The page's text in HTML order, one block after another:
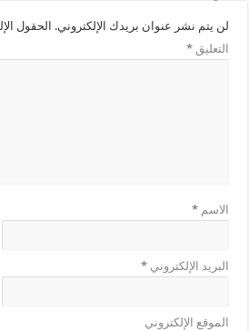
لن يتم نشر عنوان بريدك الإلكتروني. الحقول
التعليق*
الاسم*
البريد الإلكتروني*
الموقع الإلكتروني